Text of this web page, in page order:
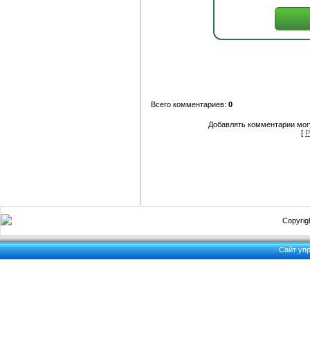
Всего комментариев: 0
Добавлять комментарии
[
Сайт